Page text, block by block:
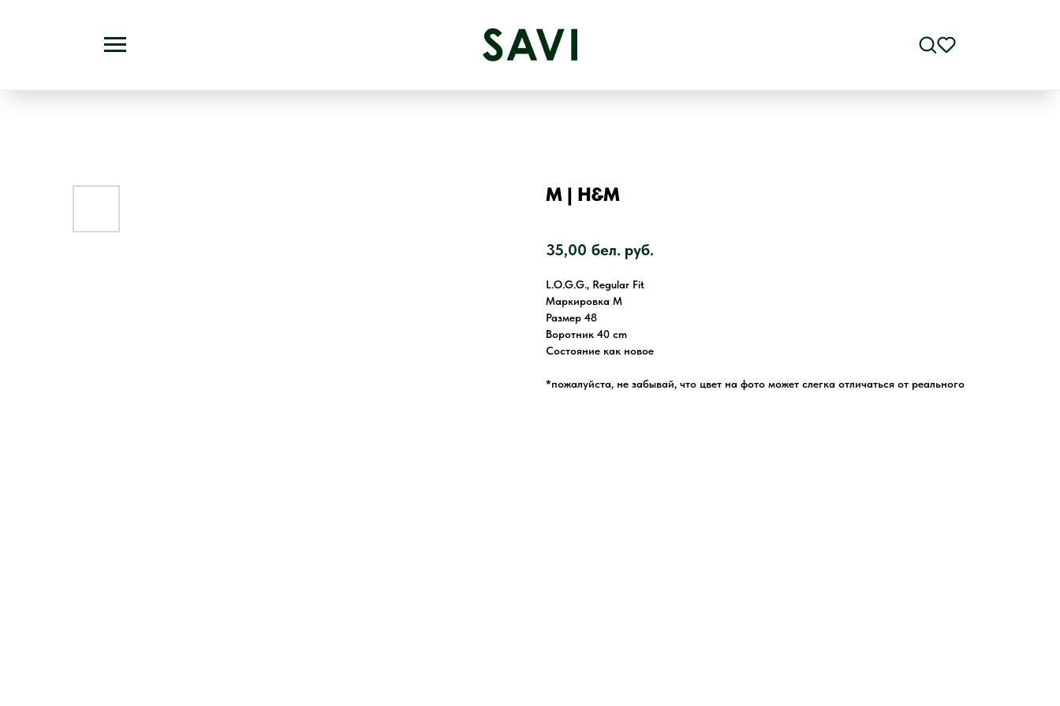
M | H&M
35,00 бел. руб.
L.O.G.G., Regular Fit
Маркировка M
Размер 48
Воротник 40 cm
Состояние как новое
*пожалуйста, не забывай, что цвет на фото может слегка отличаться от реального